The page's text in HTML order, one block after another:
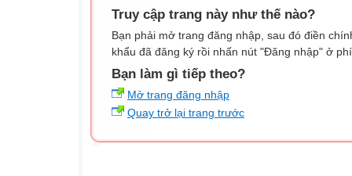
Truy cập trang này như thế nào?
Bạn phải mở trang đăng nhập, sau đó điền
khẩu đã đăng ký rồi nhấn nút "Đăng nhập" ở
Bạn làm gì tiếp theo?
Mở trang đăng nhập
Quay trở lại trang trước